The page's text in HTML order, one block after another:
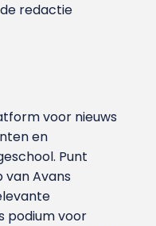
redactie
voor nieuws
en
Punt
Avans
podium voor